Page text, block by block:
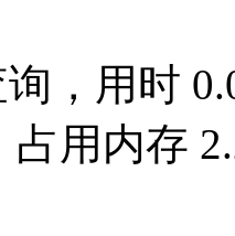
，用时
占用内存